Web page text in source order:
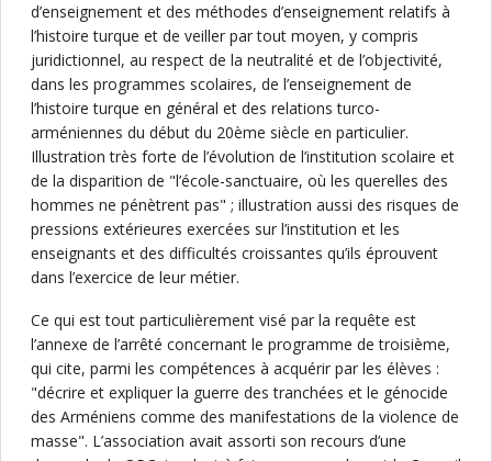
d’enseignement et des méthodes d’enseignement relatifs à
l’histoire turque et de veiller par tout moyen, y compris
juridictionnel, au respect de la neutralité et de l’objectivité,
dans les programmes scolaires, de l’enseignement de
l’histoire turque en général et des relations turco-
arméniennes du début du 20ème siècle en particulier.
Illustration très forte de l’évolution de l’institution scolaire et
de la disparition de "l’école-sanctuaire, où les querelles des
hommes ne pénètrent pas" ; illustration aussi des risques de
pressions extérieures exercées sur l’institution et les
enseignants et des difficultés croissantes qu’ils éprouvent
dans l’exercice de leur métier.
Ce qui est tout particulièrement visé par la requête est
l’annexe de l’arrêté concernant le programme de troisième,
qui cite, parmi les compétences à acquérir par les élèves :
"décrire et expliquer la guerre des tranchées et le génocide
des Arméniens comme des manifestations de la violence de
masse". L’association avait assorti son recours d’une